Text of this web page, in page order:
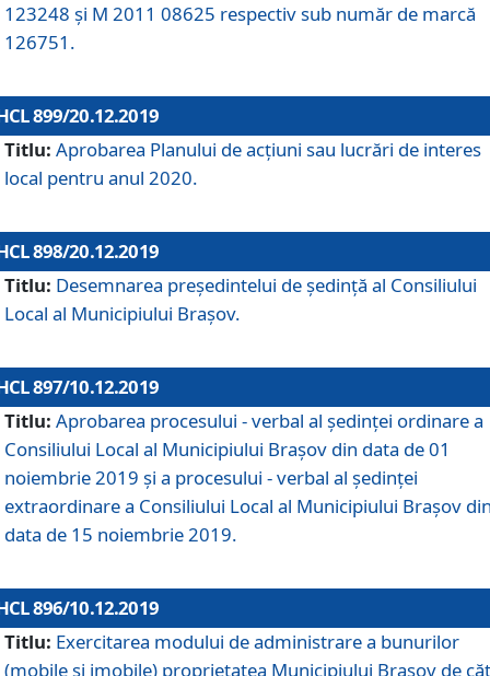
123248 și M 2011 08625 respectiv sub număr de marcă
126751.
899/20.12.2019
Titlu: Aprobarea Planului de acţiuni sau lucrări de interes
local pentru anul 2020.
898/20.12.2019
Titlu: Desemnarea preşedintelui de şedinţă al Consiliului
Local al Municipiului Braşov.
897/10.12.2019
Titlu: Aprobarea procesului - verbal al şedinţei ordinare a
Consiliului Local al Municipiului Brașov din data de 01
noiembrie 2019 și a procesului - verbal al ședinței
extraordinare a Consiliului Local al Municipiului Brașov
data de 15 noiembrie 2019.
896/10.12.2019
Titlu: Exercitarea modului de administrare a bunurilor
(mobile și imobile) proprietatea Municipiului Brașov de